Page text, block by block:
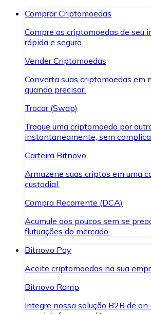
Comprar Criptomoedas
Compre as criptomoedas de seu
rápida e segura.
Vender Criptomoedas
Converta suas criptomoedas em
quando precisar.
Trocar (Swap)
Troque uma criptomoeda por
instantaneamente, sem
Carteira Bitnovo
Armazene suas criptos em uma
custodial.
Compra Recorrente (DCA)
Acumule aos poucos sem se
flutuações do mercado.
Bitnovo Pay
Aceite criptomoedas na sua
Bitnovo Ramp
Integre nossa solução B2B de